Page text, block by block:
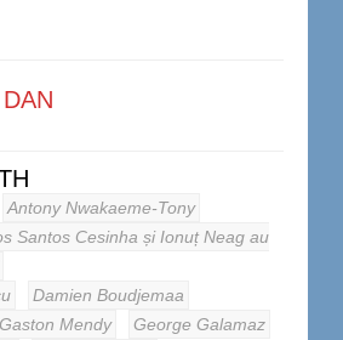
DAN
Antony Nwakaeme-Tony
Santos Cesinha și Ionuț Neag au
Damien Boudjemaa
Gaston Mendy
George Galamaz